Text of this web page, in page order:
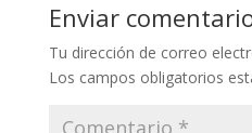
Enviar
Tu dirección de correo
Los campos obligatorios